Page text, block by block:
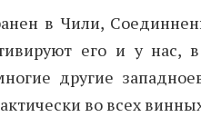
в Чили,
его и у нас,
другие
во всех